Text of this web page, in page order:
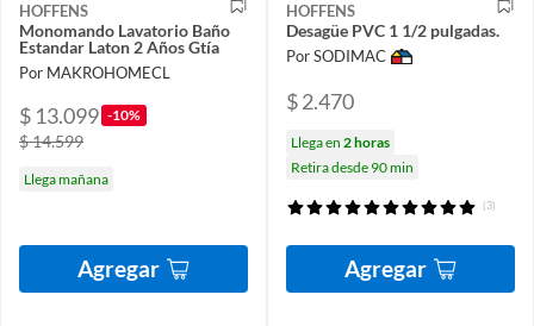
HOFFENS
Monomando Lavatorio Baño
Estandar Laton 2 Años Gtía
Por MAKROHOMECL
$ 13.099 -10%
$ 14.599
Llega mañana
Agregar
HOFFENS
Desagüe PVC 1 1/2 pulgadas.
Por SODIMAC
$ 2.470
Llega en 2 horas
Retira desde 90 min
(3)
Agregar